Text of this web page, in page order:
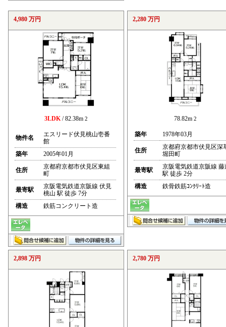
4,980 万円
3LDK/ 82.38m 2
物件名
エスリード伏見桃山壱番
館
築年
2005年01月
住所
京都府京都市伏見区東組
町
最寄駅
京阪電気鉄道京阪線 伏見
桃山 駅 徒歩 7分
構造
鉄筋コンクリート造
2,280 万円
78.82m 2
築年 1978年03月
住所
京都府京都市伏見区深
堀田町
最寄駅
京阪電気鉄道京阪線 藤
駅 徒歩 2分
構造
鉄骨鉄筋ｺﾝｸﾘｰﾄ造
2,898 万円 2,780 万円